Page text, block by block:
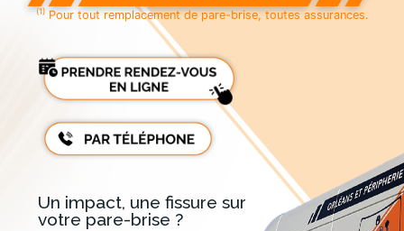
(1)Pour tout remplacement de pare-brise, toutes assurances.
Un impact, une fissure sur
votre pare-brise ?